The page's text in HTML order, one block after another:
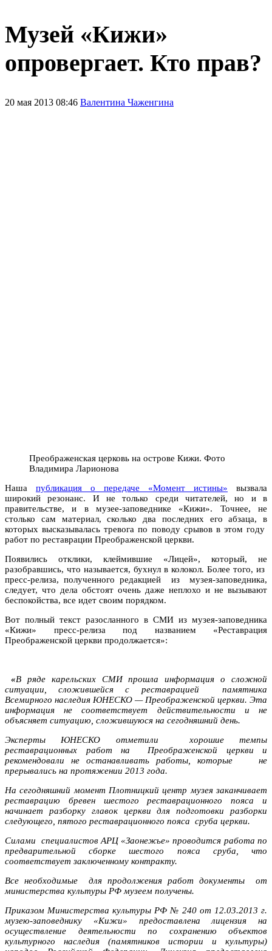
Музей «Кижи»
опровергает. Кто прав?
20 мая 2013 08:46 Валентина Чаженгина
Преображенская церковь на острове Кижи. Фото
Владимира Ларионова
Наша публикация о передаче «Момент истины» вызвала
широкий резонанс. И не только среди читателей, но и в
правительстве, и в музее-заповеднике «Кижи». Точнее, не
столько сам материал, сколько два последних его абзаца, в
которых высказывалась тревога по поводу срывов в этом году
работ по реставрации Преображенской церкви.
Появились отклики, клеймившие «Лицей», который, не
разобравшись, что называется, бухнул в колокол. Более того, из
пресс-релиза, полученного редакцией из музея-заповедника,
следует, что дела обстоят очень даже неплохо и не вызывают
беспокойства, все идет своим порядком.
Вот полный текст разосланного в СМИ из музея-заповедника
«Кижи» пресс-релиза под названием «Реставрация
Преображенской церкви продолжается»:
«В ряде карельских СМИ прошла информация о сложной
ситуации, сложившейся с реставрацией памятника
Всемирного наследия ЮНЕСКО — Преображенской церкви. Эта
информация не соответствует действительности и не
объясняет ситуацию, сложившуюся на сегодняшний день.
Эксперты ЮНЕСКО отметили хорошие темпы
реставрационных работ на Преображенской церкви и
рекомендовали не останавливать работы, которые не
прерывались на протяжении 2013 года.
На сегодняшний момент Плотницкий центр музея заканчивает
реставрацию бревен шестого реставрационного пояса и
начинает разборку главок церкви для подготовки разборки
следующего, пятого реставрационного пояса сруба церкви.
Силами специалистов АРЦ «Заонежье» проводится работа по
предварительной сборке шестого пояса сруба, что
соответствует заключенному контракту.
Все необходимые для продолжения работ документы от
министерства культуры РФ музеем получены.
Приказом Министерства культуры РФ № 240 от 12.03.2013 г.
музею-заповеднику «Кижи» предоставлена лицензия на
осуществление деятельности по сохранению объектов
культурного наследия (памятников истории и культуры)